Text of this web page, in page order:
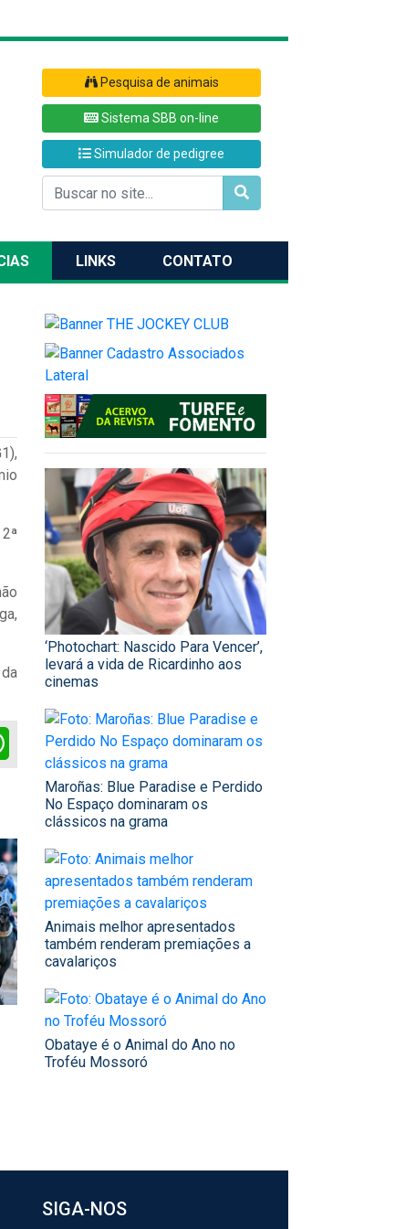
Pesquisa de animais
Sistema SBB on-line
Simulador de pedigree
LINKS CONTATO
WhatsApp
‘Photochart: Nascido Para Vencer’,
levará a vida de Ricardinho aos
cinemas
Maroñas: Blue Paradise e Perdido
No Espaço dominaram os
clássicos na grama
Animais melhor apresentados
também renderam premiações a
cavalariços
Obataye é o Animal do Ano no
Troféu Mossoró
SIGA-NOS